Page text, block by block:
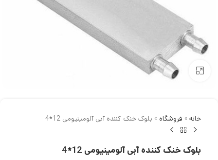
بزرگنمایی تصویر
خانه » فروشگاه » بلوک خنک کننده آبی آلومینیومی 12*4
بلوک خنک کننده آبی آلومینیومی 12*4